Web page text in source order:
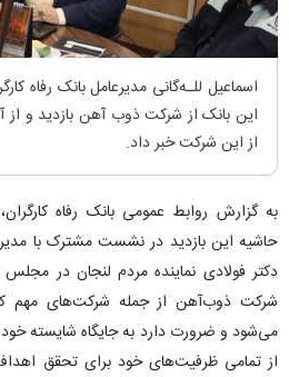
اسماعیل للـه‌گانی مدیرعامل بانک رفاه
این بانک از شرکت ذوب آهن بازدید و از
از این شرکت خبر داد.
به گزارش روابط عمومی بانک رفاه
حاشیه این بازدید در نشست مشترک با
دکتر فولادی نماینده مردم لنجان در
شرکت ذوب‌آهن از جمله شرکت‌های مهم
می‌شود و ضرورت دارد به جایگاه شایسته خود
از تمامی ظرفیت‌های خود برای تحقق